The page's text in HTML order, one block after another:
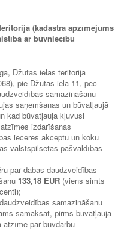
(kadastra apzīmējums
ar būvniecību
Džutas ielas teritorijā
pie Džutas ielā 11, pēc
samazināšanu
saņemšanas un būvatļaujā
kad būvatļauja kļuvusi
izdarīšanas
ieceres akceptu un koku
valstspilsētas pašvaldības
par dabas daudzveidības
133,18 EUR (viens simts
samazināšanu
samaksāt, pirms būvatļaujā
par būvdarbu